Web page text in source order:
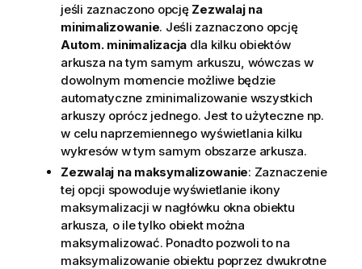
jeśli zaznaczono opcję Zezwalaj na
minimalizowanie. Jeśli zaznaczono opcję
Autom. minimalizacja dla kilku obiektów
arkusza na tym samym arkuszu, wówczas w
dowolnym momencie możliwe będzie
automatyczne zminimalizowanie wszystkich
arkuszy oprócz jednego. Jest to użyteczne np.
w celu naprzemiennego wyświetlania kilku
wykresów w tym samym obszarze arkusza.
Zezwalaj na maksymalizowanie: Zaznaczenie
tej opcji spowoduje wyświetlanie ikony
maksymalizacji w nagłówku okna obiektu
arkusza, o ile tylko obiekt można
maksymalizować. Ponadto pozwoli to na
maksymalizowanie obiektu poprzez dwukrotne